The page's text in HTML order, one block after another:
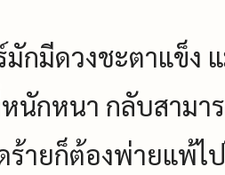
มักมีดวงชะตาแข็ง
นักหนา กลับสามา
ร้ายก็ต้องพ่ายแพ้ไ